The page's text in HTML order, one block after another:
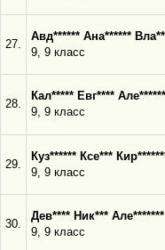
27.
Авд****** Ана******
9, 9 класс
28.
Кал***** Евг****
9, 9 класс
29.
Куз****** Ксе***
9, 9 класс
30.
Дев**** Ник*** Але*******
9, 9 класс